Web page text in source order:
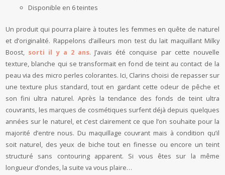
Disponible en 6 teintes
Un produit qui pourra plaire à toutes les femmes en quête de naturel
et d’originalité. Rappelons d’ailleurs mon test du lait maquillant Milky
Boost, sorti il y a 2 ans. J’avais été conquise par cette nouvelle
texture, blanche qui se transformait en fond de teint au contact de la
peau via des micro perles colorantes. Ici, Clarins choisi de repasser sur
une texture plus standard, tout en gardant cette odeur de pêche et
son fini ultra naturel. Après la tendance des fonds de teint ultra
couvrants, les marques de cosmétiques surfent déjà depuis quelques
années sur le naturel, et c’est clairement ce que l’on souhaite pour la
majorité d’entre nous. Du maquillage couvrant mais à condition qu’il
soit naturel, des yeux de biche tout en finesse ou encore un teint
structuré sans contouring apparent. Si vous êtes sur la même
longueur d’ondes, la suite va vous plaire…